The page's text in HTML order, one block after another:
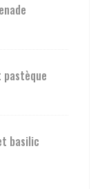
pastèque
basilic